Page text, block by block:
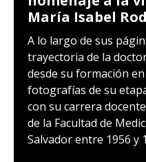
María Isabel
A lo largo de sus
trayectoria de la
desde su formación
fotografías de su
con su carrera
de la Facultad de
Salvador entre 1956 y